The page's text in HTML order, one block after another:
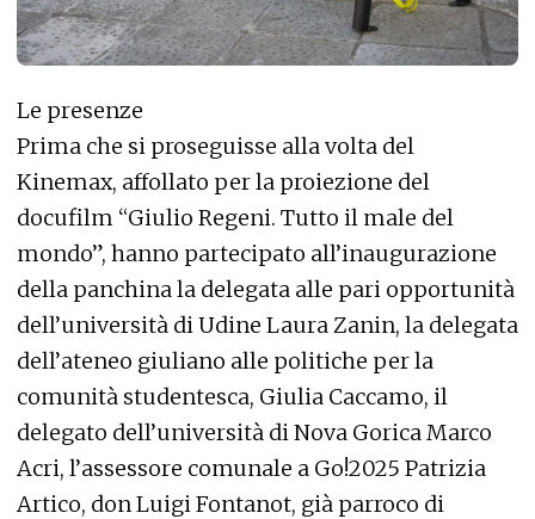
Le presenze
Prima che si proseguisse alla volta del
Kinemax, affollato per la proiezione del
docufilm “Giulio Regeni. Tutto il male del
mondo”, hanno partecipato all’inaugurazione
della panchina la delegata alle pari opportunità
dell’università di Udine Laura Zanin, la delegata
dell’ateneo giuliano alle politiche per la
comunità studentesca, Giulia Caccamo, il
delegato dell’università di Nova Gorica Marco
Acri, l’assessore comunale a Go!2025 Patrizia
Artico, don Luigi Fontanot, già parroco di